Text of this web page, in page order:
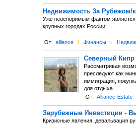
Недвижимость За Рубежом/
Уже неоспоримым фактом является
крупных городах России.
От: alliance l Финансы >
Северный
Рассматривая
преследуют как
иммиграция,
для отдыха.
От: Alliance-Estate
Зарубежные Инвестиции -
Кризисные явления, девальвация